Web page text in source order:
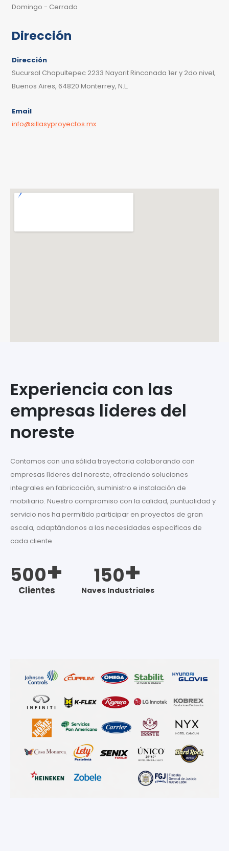
Domingo - Cerrado
Dirección
Dirección
Sucursal Chapultepec 2233 Nayarit Rinconada 1er y 2do nivel,
Buenos Aires, 64820 Monterrey, N.L.
Email
info@sillasyproyectos.mx
Experiencia con las
empresas lideres del
noreste
Contamos con una sólida trayectoria colaborando con
empresas líderes del noreste, ofreciendo soluciones
integrales en fabricación, suministro e instalación de
mobiliario. Nuestro compromiso con la calidad, puntualidad y
servicio nos ha permitido participar en proyectos de gran
escala, adaptándonos a las necesidades específicas de
cada cliente.
500+
Clientes
150+
Naves Industriales